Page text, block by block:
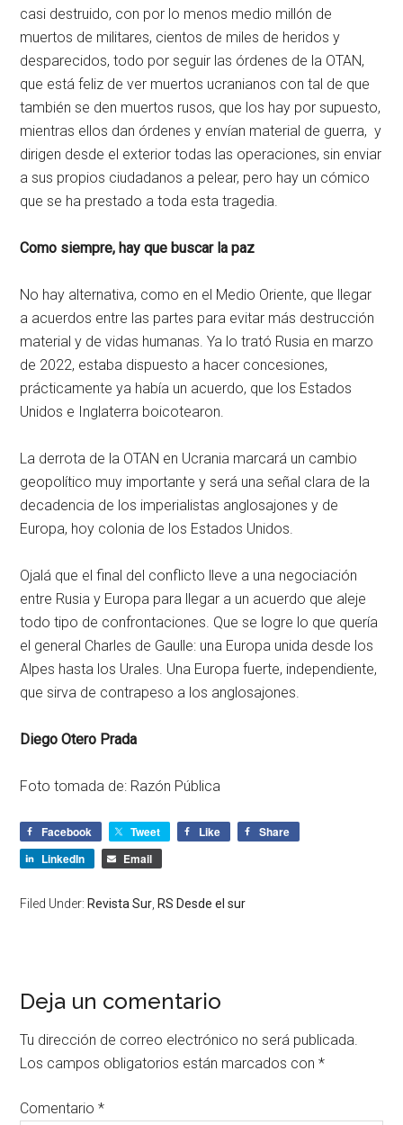
casi destruido, con por lo menos medio millón de
muertos de militares, cientos de miles de heridos y
desparecidos, todo por seguir las órdenes de la OTAN,
que está feliz de ver muertos ucranianos con tal de que
también se den muertos rusos, que los hay por supuesto,
mientras ellos dan órdenes y envían material de guerra, y
dirigen desde el exterior todas las operaciones, sin enviar
a sus propios ciudadanos a pelear, pero hay un cómico
que se ha prestado a toda esta tragedia.
Como siempre, hay que buscar la paz
No hay alternativa, como en el Medio Oriente, que llegar
a acuerdos entre las partes para evitar más destrucción
material y de vidas humanas. Ya lo trató Rusia en marzo
de 2022, estaba dispuesto a hacer concesiones,
prácticamente ya había un acuerdo, que los Estados
Unidos e Inglaterra boicotearon.
La derrota de la OTAN en Ucrania marcará un cambio
geopolítico muy importante y será una señal clara de la
decadencia de los imperialistas anglosajones y de
Europa, hoy colonia de los Estados Unidos.
Ojalá que el final del conflicto lleve a una negociación
entre Rusia y Europa para llegar a un acuerdo que aleje
todo tipo de confrontaciones. Que se logre lo que quería
el general Charles de Gaulle: una Europa unida desde los
Alpes hasta los Urales. Una Europa fuerte, independiente,
que sirva de contrapeso a los anglosajones.
Diego Otero Prada
Foto tomada de: Razón Pública
Facebook Tweet Like
Share
LinkedIn
Email
Filed Under: Revista Sur RS Desde el sur
Deja un comentario
Tu dirección de correo electrónico no será publicada.
Los campos obligatorios están marcados con*
Comentario*